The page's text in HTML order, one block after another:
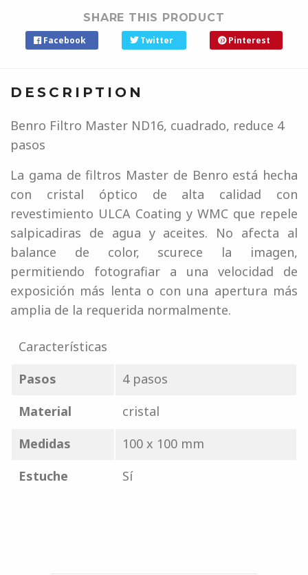
SHARE THIS PRODUCT
Facebook Twitter Pinterest
DESCRIPTION
Benro Filtro Master ND16, cuadrado, reduce 4
pasos
La gama de filtros Master de Benro está hecha
con cristal óptico de alta calidad con
revestimiento ULCA Coating y WMC que repele
salpicadiras de agua y aceites. No afecta al
balance de color, scurece la imagen,
permitiendo fotografiar a una velocidad de
exposición más lenta o con una apertura más
amplia de la requerida normalmente.
Características
Pasos
4 pasos
Material
cristal
Medidas
100 x 100 mm
Estuche
Sí